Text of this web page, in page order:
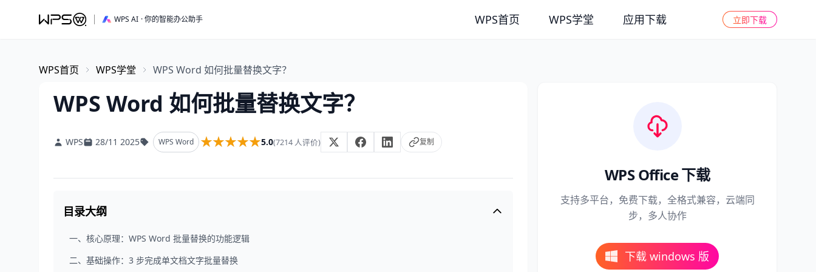
WPS AI · 你的智能办公助手 WPS首页 WPS学堂 应用下载 立即下载
WPS首页 WPS学堂 WPS Word 如何批量替换文字？
WPS Word 如何批量替换文字？
WPS 28/11 2025 WPS Word ★★★★★
★★★★★5.0(7214 人评价) 复制
目录大纲
一、核心原理：WPS Word 批量替换的功能逻辑
二、基础操作：3 步完成单文档文字批量替换
WPS Office 下载
支持多平台，免费下载，全格式兼容，云端同
步，多人协作
下载 windows 版